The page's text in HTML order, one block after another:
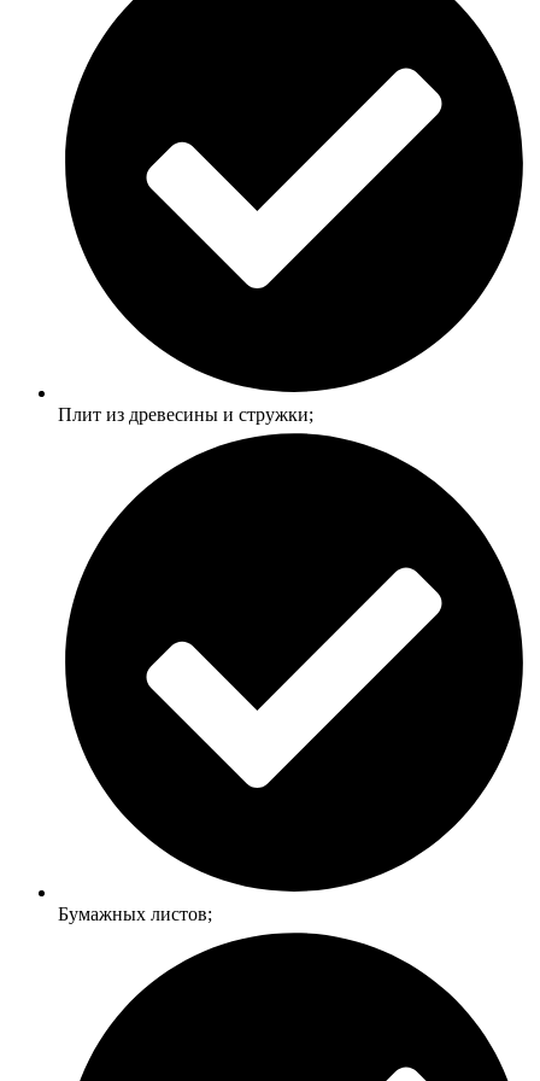
Плит из древесины и стружки;
Бумажных листов;